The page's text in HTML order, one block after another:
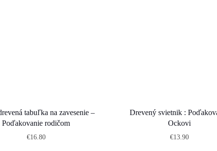
tabuľka na zavesenie –
Poďakovanie rodičom
€16.80
Drevený svietnik :
Ockovi
€13.90